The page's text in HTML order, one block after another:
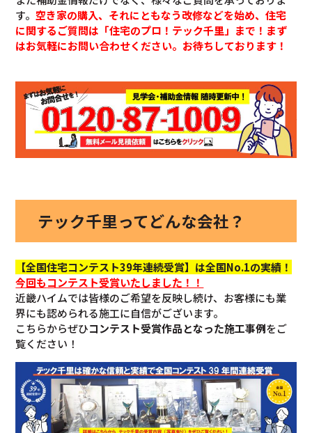
す。空き家の購入、それにともなう改修などを始め、住宅
に関するご質問は「住宅のプロ！テック千里」まで！まず
はお気軽にお問い合わせください。お待ちしております！
テック千里ってどんな会社？
【全国住宅コンテスト39年連続受賞】は全国No.1の実績！
今回もコンテスト受賞いたしました！！
近畿ハイムでは皆様のご希望を反映し続け、お客様にも業
界にも認められる施工に自信がございます。
こちらからぜひコンテスト受賞作品となった施工事例をご
覧ください！